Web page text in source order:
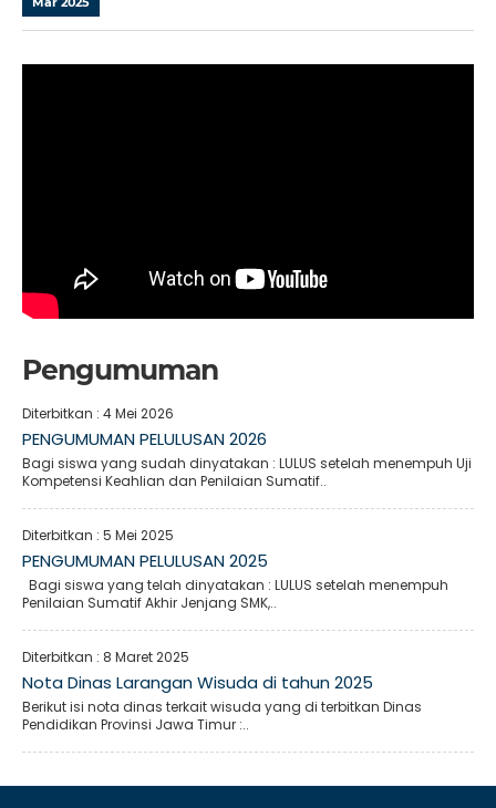
Pengumuman
Diterbitkan : 4 Mei 2026
PENGUMUMAN PELULUSAN 2026
Bagi siswa yang sudah dinyatakan : LULUS setelah menempuh Uji
Kompetensi Keahlian dan Penilaian Sumatif..
Diterbitkan : 5 Mei 2025
PENGUMUMAN PELULUSAN 2025
Bagi siswa yang telah dinyatakan : LULUS setelah menempuh
Penilaian Sumatif Akhir Jenjang SMK,..
Diterbitkan : 8 Maret 2025
Nota Dinas Larangan Wisuda di tahun 2025
Berikut isi nota dinas terkait wisuda yang di terbitkan Dinas
Pendidikan Provinsi Jawa Timur :..